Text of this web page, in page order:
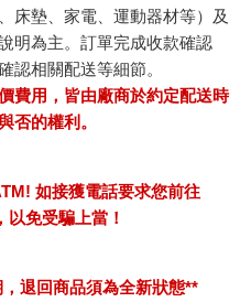
床墊、家電、運動器材等）及
明為主。訂單完成收款確認
認相關配送等細節。
費用，皆由廠商於約定配送時
否的權利。
如接獲電話要求您前往
免受騙上當！
退回商品須為全新狀態**